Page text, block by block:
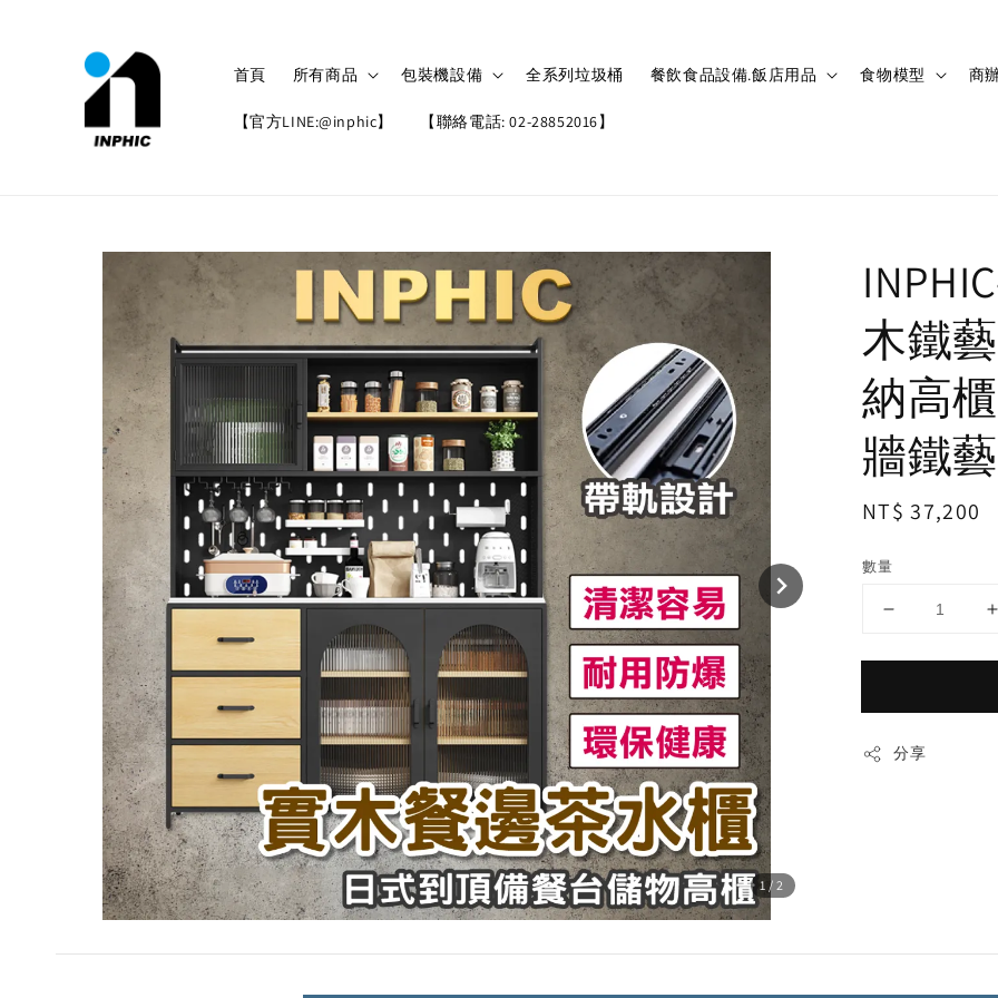
首頁 所有商品 包裝機設備 全系列垃圾桶 餐飲食品設備.飯店用品 食物模型 商
【官方LINE:@inphic】 【聯絡電話: 02-28852016】
1/2
木鐵
納高
牆鐵
Regular
NT$ 37,200
數量
分享